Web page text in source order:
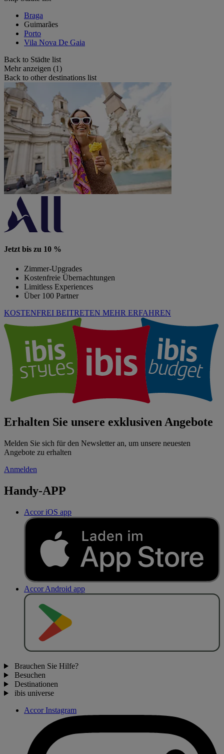
Braga
Guimarães
Porto
Vila Nova De Gaia
Back to Städte list
Mehr anzeigen (1)
Back to other destinations list
Jetzt bis zu 10 %
Zimmer-Upgrades
Kostenfreie Übernachtungen
Limitless Experiences
Über 100 Partner
KOSTENFREI BEITRETEN MEHR ERFAHREN
Erhalten Sie unsere exklusiven Angebote
Melden Sie sich für den Newsletter an, um unsere neuesten
Angebote zu erhalten
Anmelden
Handy-APP
Accor iOS app
Accor Android app
Brauchen Sie Hilfe?
Besuchen
Destinationen
ibis universe
Accor Instagram